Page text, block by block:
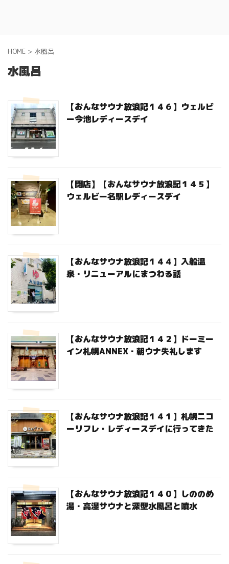
HOME > 水風呂
水風呂
【おんなサウナ放浪記１４６】ウェルビ
ー今池レディースデイ
【閉店】【おんなサウナ放浪記１４５】
ウェルビー名駅レディースデイ
【おんなサウナ放浪記１４４】入船温
泉・リニューアルにまつわる話
【おんなサウナ放浪記１４２】ドーミー
イン札幌ANNEX・朝ウナ失礼します
【おんなサウナ放浪記１４１】札幌ニコ
ーリフレ・レディースデイに行ってきた
【おんなサウナ放浪記１４０】しののめ
湯・高湿サウナと深型水風呂と噴水